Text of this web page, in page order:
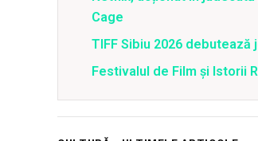
Cage
TIFF Sibiu 2026
Festivalul de Film şi Istorii